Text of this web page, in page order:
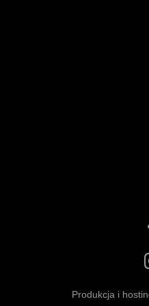
Produkcja i